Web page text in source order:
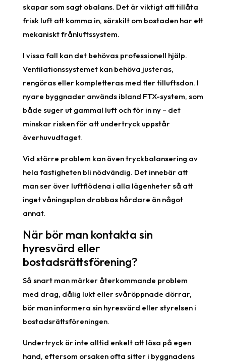
skapar som sagt obalans. Det är viktigt att tillåta
frisk luft att komma in, särskilt om bostaden har ett
mekaniskt frånluftssystem.
I vissa fall kan det behövas professionell hjälp.
Ventilationssystemet kan behöva justeras,
rengöras eller kompletteras med fler tilluftsdon. I
nyare byggnader används ibland FTX-system, som
både suger ut gammal luft och för in ny – det
minskar risken för att undertryck uppstår
överhuvudtaget.
Vid större problem kan även tryckbalansering av
hela fastigheten bli nödvändig. Det innebär att
man ser över luftflödena i alla lägenheter så att
inget våningsplan drabbas hårdare än något
annat.
När bör man kontakta sin
hyresvärd eller
bostadsrättsförening?
Så snart man märker återkommande problem
med drag, dålig lukt eller svåröppnade dörrar,
bör man informera sin hyresvärd eller styrelsen i
bostadsrättsföreningen.
Undertryck är inte alltid enkelt att lösa på egen
hand, eftersom orsaken ofta sitter i byggnadens